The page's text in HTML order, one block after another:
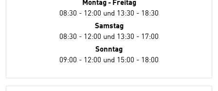
Montag - Freitag
08:30 - 12:00 und 13:30 - 18:30
Samstag
08:30 - 12:00 und 13:30 - 17:00
Sonntag
09:00 - 12:00 und 15:00 - 18:00